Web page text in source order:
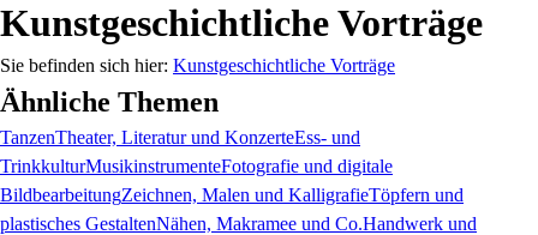
Kunstgeschichtliche Vorträge
Kunstgeschichtliche Vorträge
Ähnliche Themen
TanzenTheater, Literatur und KonzerteEss- und
TrinkkulturMusikinstrumenteFotografie und digitale
BildbearbeitungZeichnen, Malen und KalligrafieTöpfern und
plastisches GestaltenNähen, Makramee und Co.Handwerk und